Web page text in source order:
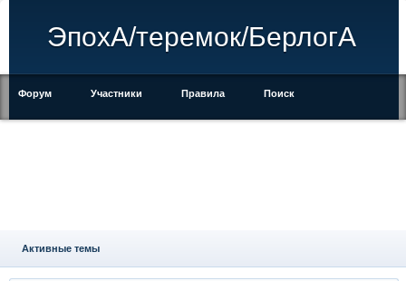
ЭпохА/теремок/БерлогА
Форум Участники Правила Поиск
Активные темы